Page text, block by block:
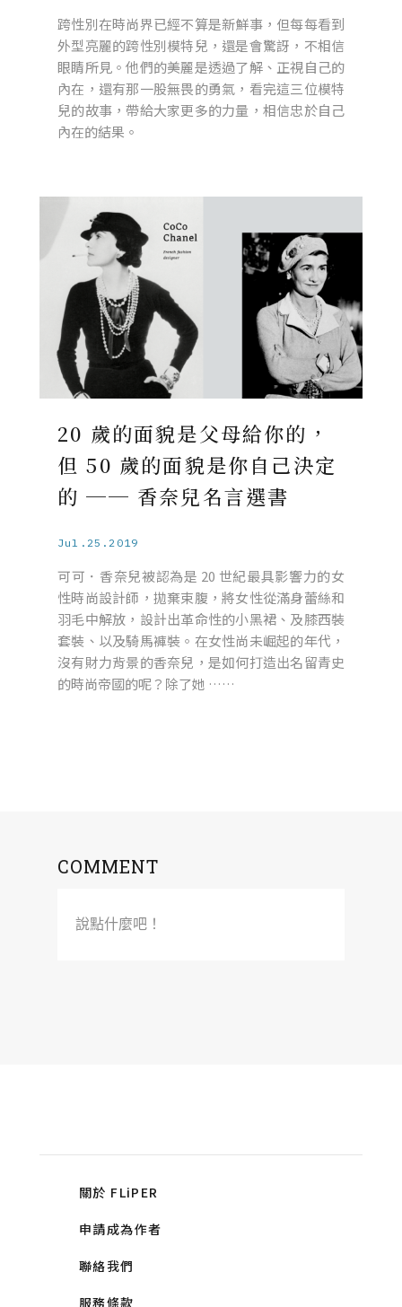
跨性別在時尚界已經不算是新鮮事，但每每看到
外型亮麗的跨性別模特兒，還是會驚訝，不相信
眼睛所見。他們的美麗是透過了解、正視自己的
內在，還有那一股無畏的勇氣，看完這三位模特
兒的故事，帶給大家更多的力量，相信忠於自己
內在的結果。
20 歲的面貌是父母給你的，
但 50 歲的面貌是你自己決定
的 ── 香奈兒名言選書
Jul.25.2019
可可．香奈兒被認為是 20 世紀最具影響力的女
性時尚設計師，拋棄束腹，將女性從滿身蕾絲和
羽毛中解放，設計出革命性的小黑裙、及膝西裝
套裝、以及騎馬褲裝。在女性尚未崛起的年代，
沒有財力背景的香奈兒，是如何打造出名留青史
的時尚帝國的呢？除了她 ……
COMMENT
說點什麼吧！
關於 FLiPER
申請成為作者
聯絡我們
服務條款